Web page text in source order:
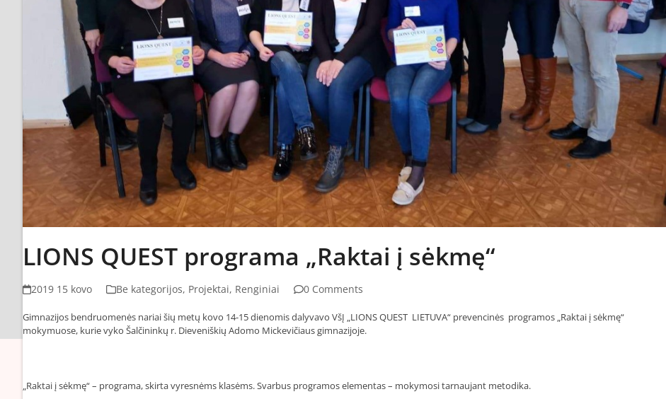
LIONS QUEST programa „Raktai į sėkmę“
2019 15 kovo Be kategorijos, Projektai, Renginiai 0 Comments
Gimnazijos bendruomenės nariai šių metų kovo 14-15 dienomis dalyvavo VšĮ „LIONS QUEST LIETUVA“ prevencinės programos „Raktai į sėkmę“
mokymuose, kurie vyko Šalčininkų r. Dieveniškių Adomo Mickevičiaus gimnazijoje.
„Raktai į sėkmę“ – programa, skirta vyresnėms klasėms. Svarbus programos elementas – mokymosi tarnaujant metodika.